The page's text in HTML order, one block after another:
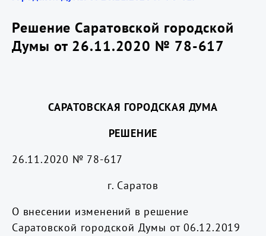
Решение Саратовской городской
Думы от 26.11.2020 № 78-617
САРАТОВСКАЯ ГОРОДСКАЯ ДУМА
РЕШЕНИЕ
26.11.2020 № 78-617
г. Саратов
О внесении изменений в решение
Саратовской городской Думы от 06.12.2019